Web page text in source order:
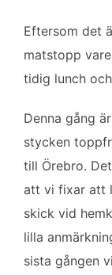
Eftersom det
matstopp
tidig lunch
Denna gång
stycken
till Örebro.
att vi fixar att
skick vid
lilla
sista gången